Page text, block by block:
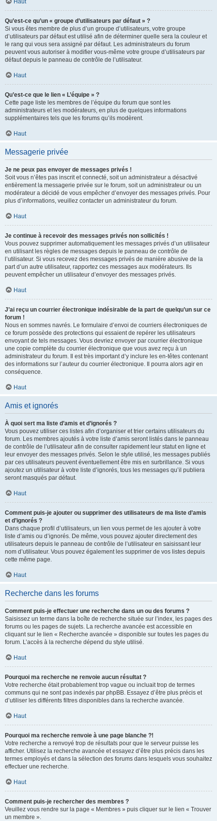
Haut
Qu’est-ce qu’un « groupe d’utilisateurs par défaut » ?
Si vous êtes membre de plus d’un groupe d’utilisateurs, votre groupe
d’utilisateurs par défaut est utilisé afin de déterminer quelle sera la couleur et
le rang qui vous sera assigné par défaut. Les administrateurs du forum
peuvent vous autoriser à modifier vous-même votre groupe d’utilisateurs par
défaut depuis le panneau de contrôle de l’utilisateur.
Haut
Qu’est-ce que le lien « L’équipe » ?
Cette page liste les membres de l’équipe du forum que sont les
administrateurs et les modérateurs, en plus de quelques informations
supplémentaires tels que les forums qu’ils modèrent.
Haut
Messagerie privée
Je ne peux pas envoyer de messages privés !
Soit vous n’êtes pas inscrit et connecté, soit un administrateur a désactivé
entièrement la messagerie privée sur le forum, soit un administrateur ou un
modérateur a décidé de vous empêcher d’envoyer des messages privés. Pour
plus d’informations, veuillez contacter un administrateur du forum.
Haut
Je continue à recevoir des messages privés non sollicités !
Vous pouvez supprimer automatiquement les messages privés d’un utilisateur
en utilisant les règles de messages depuis le panneau de contrôle de
l’utilisateur. Si vous recevez des messages privés de manière abusive de la
part d’un autre utilisateur, rapportez ces messages aux modérateurs. Ils
peuvent empêcher un utilisateur d’envoyer des messages privés.
Haut
J’ai reçu un courrier électronique indésirable de la part de quelqu’un sur ce
forum !
Nous en sommes navrés. Le formulaire d’envoi de courriers électroniques de
ce forum possède des protections qui essaient de repérer les utilisateurs
envoyant de tels messages. Vous devriez envoyer par courrier électronique
une copie complète du courrier électronique que vous avez reçu à un
administrateur du forum. Il est très important d’y inclure les en-têtes contenant
des informations sur l’auteur du courrier électronique. Il pourra alors agir en
conséquence.
Haut
Amis et ignorés
À quoi sert ma liste d’amis et d’ignorés ?
Vous pouvez utiliser ces listes afin d’organiser et trier certains utilisateurs du
forum. Les membres ajoutés à votre liste d’amis seront listés dans le panneau
de contrôle de l’utilisateur afin de consulter rapidement leur statut en ligne et
leur envoyer des messages privés. Selon le style utilisé, les messages publiés
par ces utilisateurs peuvent éventuellement être mis en surbrillance. Si vous
ajoutez un utilisateur à votre liste d’ignorés, tous les messages qu’il publiera
seront masqués par défaut.
Haut
Comment puis-je ajouter ou supprimer des utilisateurs de ma liste d’amis
et d’ignorés ?
Dans chaque profil d’utilisateurs, un lien vous permet de les ajouter à votre
liste d’amis ou d’ignorés. De même, vous pouvez ajouter directement des
utilisateurs depuis le panneau de contrôle de l’utilisateur en saisissant leur
nom d’utilisateur. Vous pouvez également les supprimer de vos listes depuis
cette même page.
Haut
Recherche dans les forums
Comment puis-je effectuer une recherche dans un ou des forums ?
Saisissez un terme dans la boîte de recherche située sur l’index, les pages des
forums ou les pages de sujets. La recherche avancée est accessible en
cliquant sur le lien « Recherche avancée » disponible sur toutes les pages du
forum. L’accès à la recherche dépend du style utilisé.
Haut
Pourquoi ma recherche ne renvoie aucun résultat ?
Votre recherche était probablement trop vague ou incluait trop de termes
communs qui ne sont pas indexés par phpBB. Essayez d’être plus précis et
d’utiliser les différents filtres disponibles dans la recherche avancée.
Haut
Pourquoi ma recherche renvoie à une page blanche ?!
Votre recherche a renvoyé trop de résultats pour que le serveur puisse les
afficher. Utilisez la recherche avancée et essayez d’être plus précis dans les
termes employés et dans la sélection des forums dans lesquels vous souhaitez
effectuer une recherche.
Haut
Comment puis-je rechercher des membres ?
Veuillez vous rendre sur la page « Membres » puis cliquer sur le lien « Trouver
un membre ».